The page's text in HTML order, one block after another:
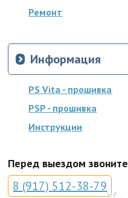
Ремонт
Информация
PS Vita - прошивка
PSP - прошивка
Инструкции
Перед выездом звоните
8 (917) 512-38-79